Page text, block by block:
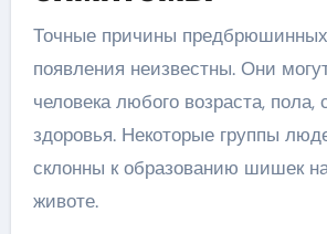
Точные причины
появления неизвестны. Они
человека любого возраста, пола,
здоровья. Некоторые группы
склонны к образованию шишек
животе.